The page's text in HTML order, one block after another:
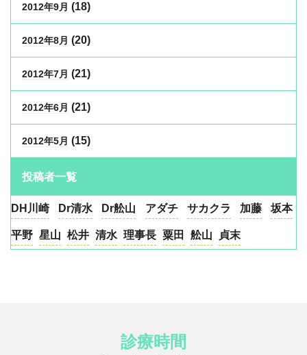
2012年9月 (18)
2012年8月 (20)
2012年7月 (21)
2012年6月 (21)
2012年5月 (15)
投稿者一覧
DH川崎 Dr清水 Dr舩山 アダチ サカクラ 加藤 坂本
平野 星山 松井 清水 理事長 粟田 舩山 貞末
診療時間